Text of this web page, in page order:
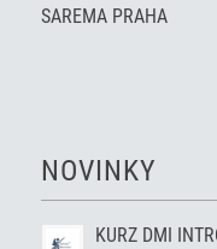
SAREMA PRAHA
NOVINKY
KURZ DMI